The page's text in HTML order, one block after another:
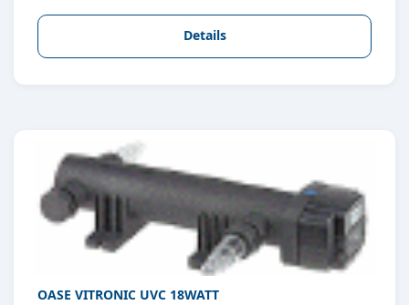
Details
OASE VITRONIC UVC 18WATT